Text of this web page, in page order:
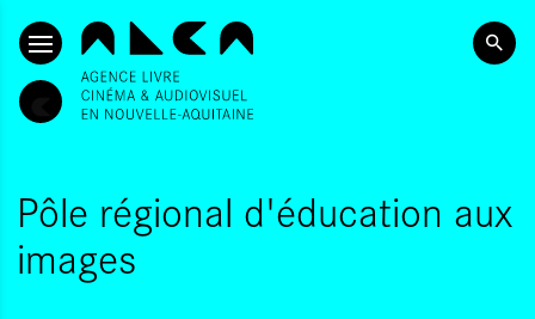
SKIP TO CONTENT
Pôle régional d'éducation aux
images